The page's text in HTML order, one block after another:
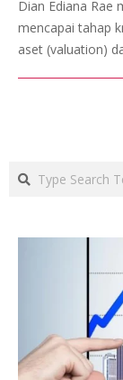
Dian Ediana Rae
mencapai tahap
aset (valuation)
Search